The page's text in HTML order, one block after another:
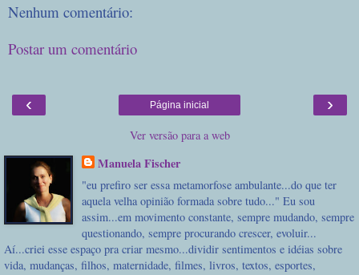
Nenhum comentário:
Postar um comentário
‹ ›
Página inicial
Ver versão para a web
Manuela Fischer
"eu prefiro ser essa metamorfose ambulante...do que ter
aquela velha opinião formada sobre tudo..." Eu sou
assim...em movimento constante, sempre mudando, sempre
questionando, sempre procurando crescer, evoluir...
Aí...criei esse espaço pra criar mesmo...dividir sentimentos e idéias sobre
vida, mudanças, filhos, maternidade, filmes, livros, textos, esportes,